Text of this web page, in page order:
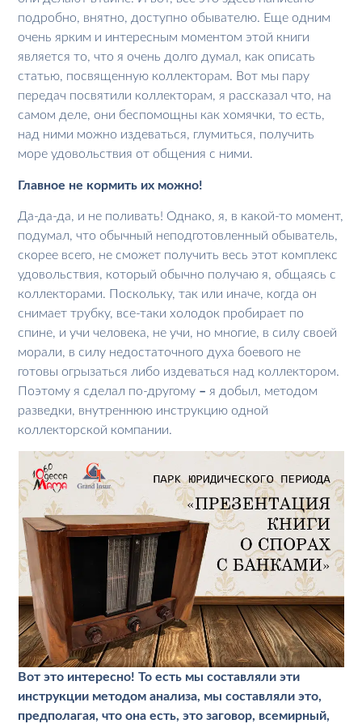
подробно, внятно, доступно обывателю. Еще одним
очень ярким и интересным моментом этой книги
является то, что я очень долго думал, как описать
статью, посвященную коллекторам. Вот мы пару
передач посвятили коллекторам, я рассказал что, на
самом деле, они беспомощны как хомячки, то есть,
над ними можно издеваться, глумиться, получить
море удовольствия от общения с ними.
Главное не кормить их можно!
Да-да-да, и не поливать! Однако, я, в какой-то момент,
подумал, что обычный неподготовленный обыватель,
скорее всего, не сможет получить весь этот комплекс
удовольствия, который обычно получаю я, общаясь с
коллекторами. Поскольку, так или иначе, когда он
снимает трубку, все-таки холодок пробирает по
спине, и учи человека, не учи, но многие, в силу своей
морали, в силу недостаточного духа боевого не
готовы огрызаться либо издеваться над коллектором.
Поэтому я сделал по-другому – я добыл, методом
разведки, внутреннюю инструкцию одной
коллекторской компании.
Вот это интересно! То есть мы составляли эти
инструкции методом анализа, мы составляли это,
предполагая, что она есть, это заговор, всемирный,